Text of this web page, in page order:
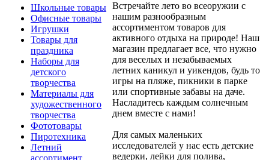
Школьные товары
Офисные товары
Игрушки
Товары для
праздника
Наборы для
детского
творчества
Материалы для
художественного
творчества
Фототовары
Пиротехника
Летний
ассортимент
Встречайте лето во всеоружии с
нашим разнообразным
ассортиментом товаров для
активного отдыха на природе! Наш
магазин предлагает все, что нужно
для веселых и незабываемых
летних каникул и уикендов, будь то
игры на пляже, пикники в парке
или спортивные забавы на даче.
Насладитесь каждым солнечным
днем вместе с нами!
Для самых маленьких
исследователей у нас есть детские
ведерки, лейки для полива,